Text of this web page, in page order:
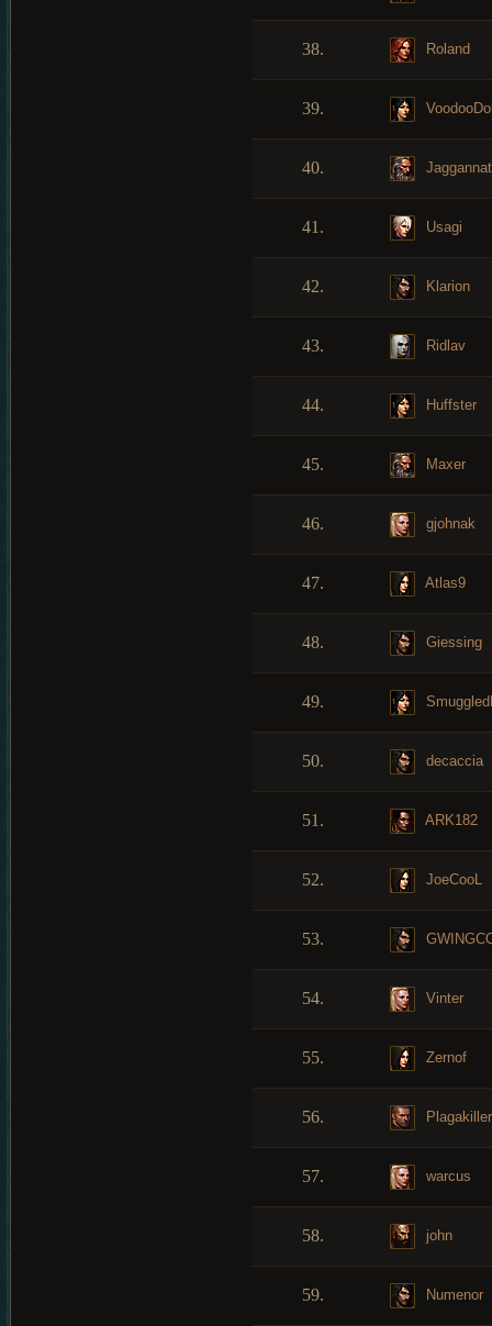
38. Roland
39.
40.
41. Usagi
42. Klarion
43. Ridlav
44. Huffster
45. Maxer
46. gjohnak
47. Atlas9
48. Giessing
49.
50. decaccia
51. ARK182
52. JoeCooL
53.
54. Vinter
55. Zernof
56. Plagakiller
57. warcus
58. john
59. Numenor